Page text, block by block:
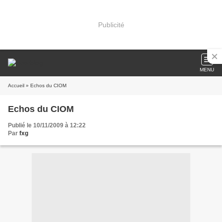
Publicité
MENU
Accueil » Echos du CIOM
Echos du CIOM
Publié le 10/11/2009 à 12:22
Par fxg